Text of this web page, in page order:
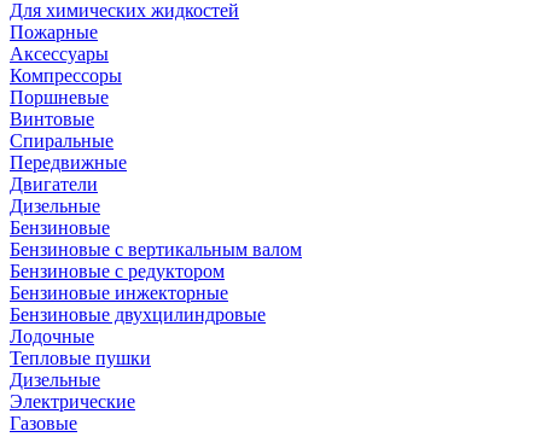
Для химических жидкостей
Пожарные
Аксессуары
Компрессоры
Поршневые
Винтовые
Спиральные
Передвижные
Двигатели
Дизельные
Бензиновые
Бензиновые с вертикальным валом
Бензиновые с редуктором
Бензиновые инжекторные
Бензиновые двухцилиндровые
Лодочные
Тепловые пушки
Дизельные
Электрические
Газовые